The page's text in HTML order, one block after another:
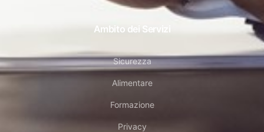
Ambito dei Servizi
Sicurezza
Alimentare
Formazione
Privacy